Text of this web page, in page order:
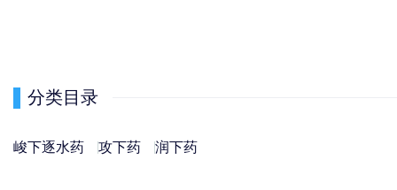
分类目录
峻下逐水药 攻下药 润下药